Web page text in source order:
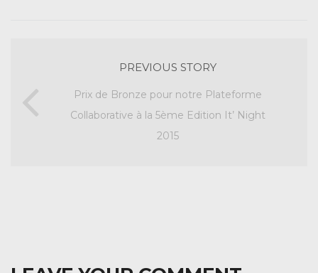
PREVIOUS STORY
Prix de Bronze pour notre Plateforme
Collaborative à la 5ème Edition It’ Night
2015